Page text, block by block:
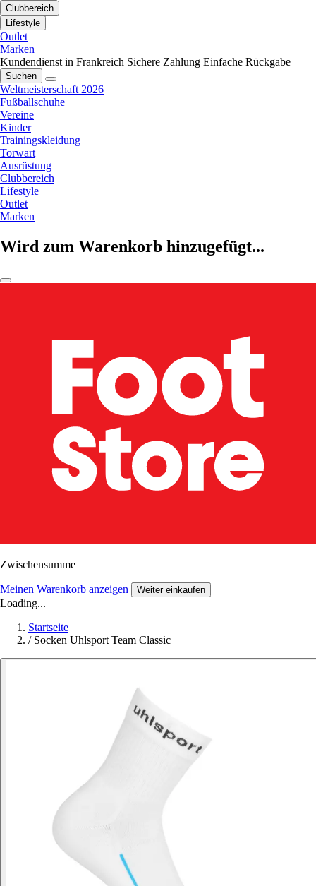
Clubbereich
Lifestyle
Outlet
Marken
Kundendienst in Frankreich Sichere Zahlung Einfache Rückgabe
Suchen
Weltmeisterschaft 2026
Fußballschuhe
Vereine
Kinder
Trainingskleidung
Torwart
Ausrüstung
Clubbereich
Lifestyle
Outlet
Marken
Wird zum Warenkorb hinzugefügt...
Zwischensumme
Meinen Warenkorb anzeigen Weiter einkaufen
Loading...
Startseite
/ Socken Uhlsport Team Classic